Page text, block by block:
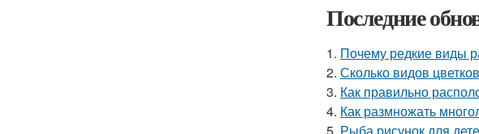
Последние
1. Почему редкие виды
2. Сколько видов
3. Как правильно
4. Как размножать